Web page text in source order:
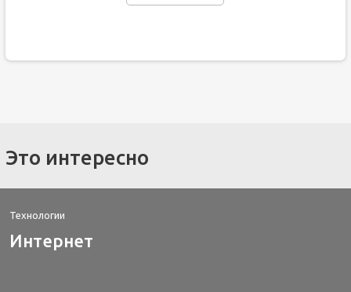
Это интересно
Технологии
Интернет